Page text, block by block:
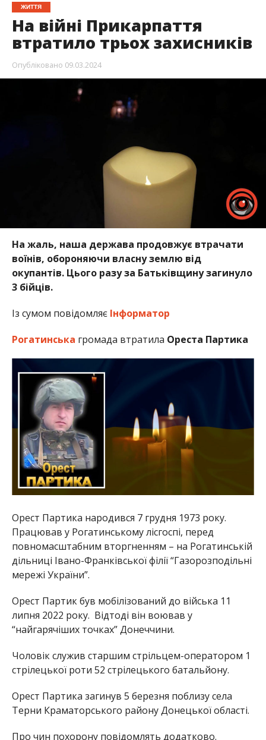
ЖИТТЯ
На війні Прикарпаття
втратило трьох захисників
Опубліковано 09.03.2024
На жаль, наша держава продовжує втрачати
воїнів, обороняючи власну землю від
окупантів. Цього разу за Батьківщину загинуло
3 бійців.
Із сумом повідомляє Інформатор
Рогатинська громада втратила Ореста Партика
Орест Партика народився 7 грудня 1973 року.
Працював у Рогатинському лісгоспі, перед
повномасштабним вторгненням – на Рогатинській
дільниці Івано-Франківської філії “Газорозподільні
мережі України”.
Орест Партик був мобілізований до війська 11
липня 2022 року. Відтоді він воював у
“найгарячіших точках” Донеччини.
Чоловік служив старшим стрільцем-оператором 1
стрілецької роти 52 стрілецького батальйону.
Орест Партика загинув 5 березня поблизу села
Терни Краматорського району Донецької області.
Про чин похорону повідомлять додатково.